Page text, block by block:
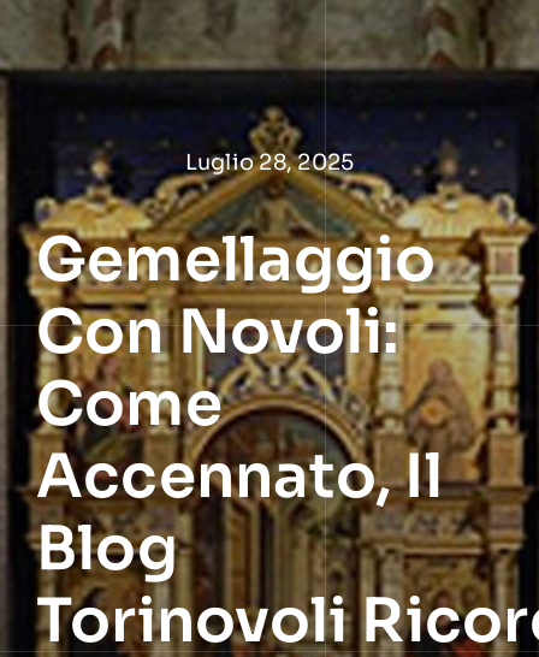
Salta
contenuto
Luglio 28, 2025
Gemellaggio
Con Novoli:
Come
Accennato, Il
Blog
Torinovoli